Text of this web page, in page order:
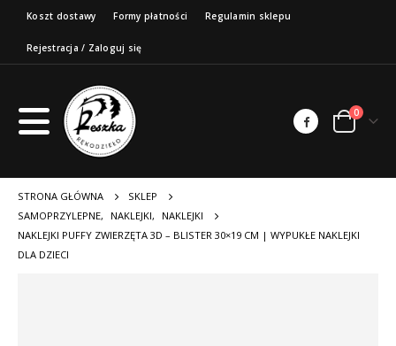
Koszt dostawy Formy płatności Regulamin sklepu
Rejestracja / Zaloguj się
0
STRONA GŁÓWNA
SKLEP
SAMOPRZYLEPNE, NAKLEJKI,
NAKLEJKI
NAKLEJKI PUFFY ZWIERZĘTA 3D – BLISTER 30×19 CM | WYPUKŁE NAKLEJKI
DLA DZIECI